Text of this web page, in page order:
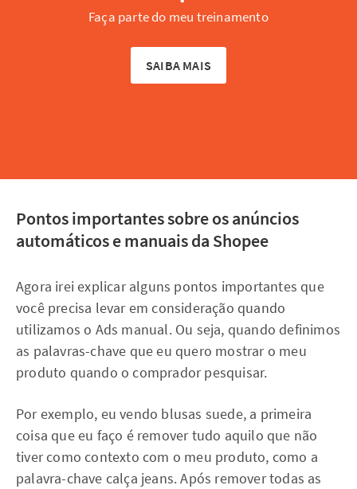
Faça parte do meu treinamento
SAIBA MAIS
Pontos importantes sobre os anúncios
automáticos e manuais da Shopee
Agora irei explicar alguns pontos importantes que
você precisa levar em consideração quando
utilizamos o Ads manual. Ou seja, quando definimos
as palavras-chave que eu quero mostrar o meu
produto quando o comprador pesquisar.
Por exemplo, eu vendo blusas suede, a primeira
coisa que eu faço é remover tudo aquilo que não
tiver como contexto com o meu produto, como a
palavra-chave calça jeans. Após remover todas as